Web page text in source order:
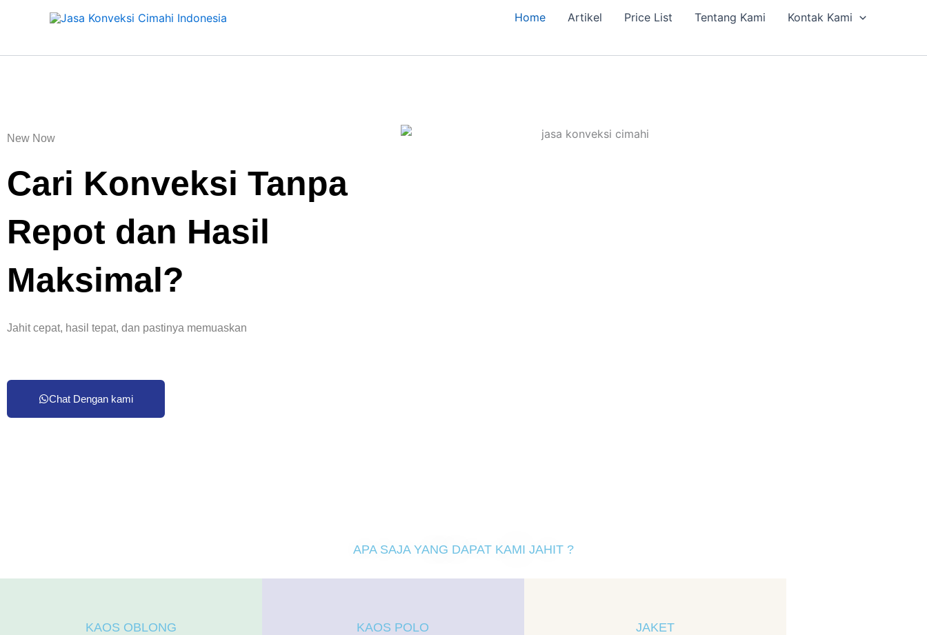
Home Artikel Price List Tentang Kami Kontak Kami
New Now
Cari Konveksi Tanpa
Repot dan Hasil
Maksimal?
Jahit cepat, hasil tepat, dan pastinya memuaskan
Chat Dengan kami
APA SAJA YANG DAPAT KAMI JAHIT ?
KAOS OBLONG KAOS POLO JAKET